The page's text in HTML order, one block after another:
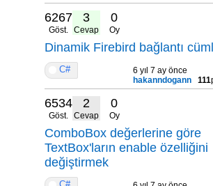
6267
Göst.
3
Cevap
0
Oy
Dinamik Firebird bağlantı
C#
6 yıl 7 ay önce
hakanndogann
111
6534
Göst.
2
Cevap
0
Oy
ComboBox değerlerine göre
TextBox'ların enable özelliğini
değiştirmek